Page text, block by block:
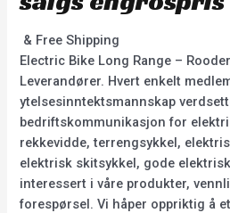
& Free Shipping
Electric Bike Long Range –
Leverandører. Hvert enkelt
ytelsesinntektsmannskap
bedriftskommunikasjon for
rekkevidde, terrengsykkel,
elektrisk skitsykkel, gode
interessert i våre produkter,
forespørsel. Vi håper oppriktig å